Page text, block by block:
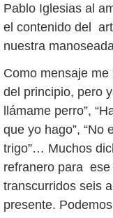
Pablo Iglesias al
el contenido del
nuestra
Como mensaje
del principio, pero
llámame perro”,
que yo hago”, “No
trigo”… Muchos
refranero para
transcurridos seis
presente.